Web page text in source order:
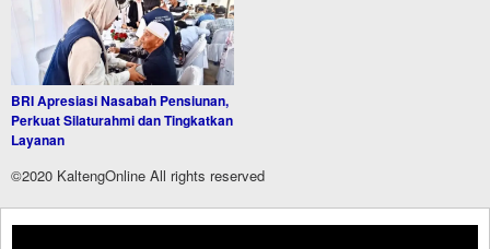
BRI Apresiasi Nasabah Pensiunan,
Perkuat Silaturahmi dan Tingkatkan
Layanan
©2020 KaltengOnline All rights reserved